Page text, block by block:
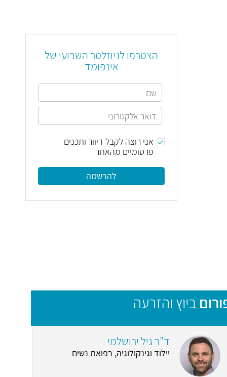
הצטרפו לניוזלטר השבועי של
אינפומד
אני רוצה לקבל דיוור ותכנים
פרסומיים מהאתר
להרשמה
ביוץ והזרעה
ד"ר גיל ירושלמי
יילוד וגינקולוגיה, רפואת נשים